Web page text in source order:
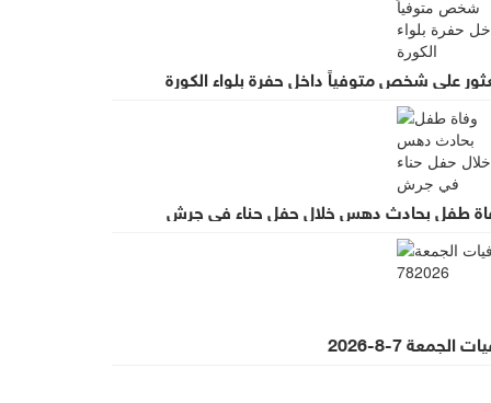
على شخص متوفياً داخل حفرة بلواء الكورة
طفل بحادث دهس خلال حفل حناء في جرش
الجمعة 7-8-2026